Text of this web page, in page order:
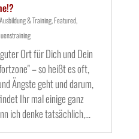
Ausbildung & Training,Featured,
Ort für Dich und Dein
– so heißt es oft,
Ängste geht und darum,
Ihr mal einige ganz
ich denke tatsächlich,...